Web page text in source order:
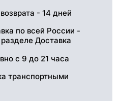
- 14 дней
по всей России -
Доставка
с 9 до 21 часа
транспортными